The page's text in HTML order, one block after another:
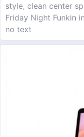
style, clean center
Friday Night Funkin
no text